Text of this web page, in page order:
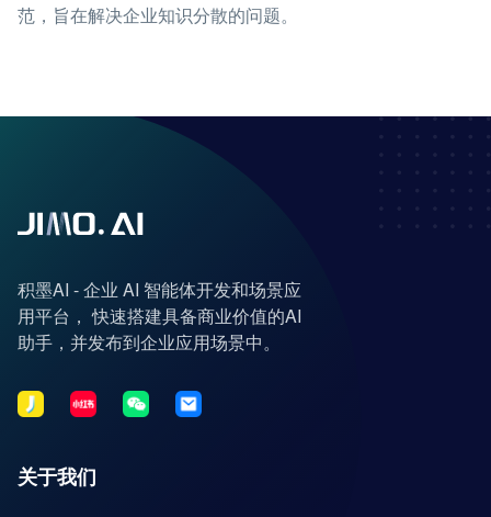
范，旨在解决企业知识分散的问题。
积墨AI - 企业 AI 智能体开发和场景应
用平台， 快速搭建具备商业价值的AI
助手，并发布到企业应用场景中。
关于我们